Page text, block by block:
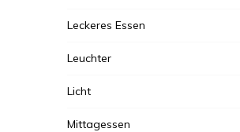
Leckeres Essen
Leuchter
Licht
Mittagessen